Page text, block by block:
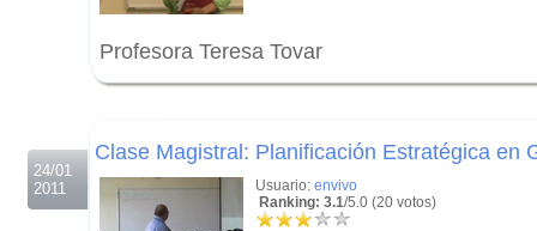
Profesora Teresa Tovar
24/01
2011
Clase Magistral: Planificación Estratégica en
Usuario: envivo
Ranking: 3.1/5.0 (20 votos)